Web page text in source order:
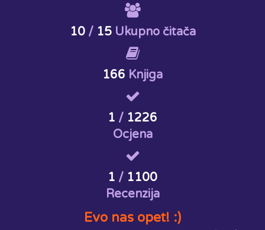
10/ 15Ukupno čitača
166 Knjiga
1 / 1226
Ocjena
1 / 1100
Recenzija
Evo nas opet! :)